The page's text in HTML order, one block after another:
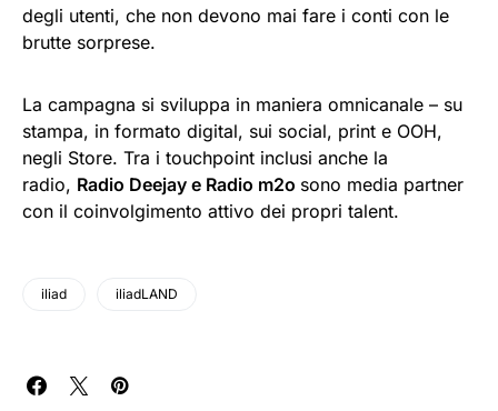
degli utenti, che non devono mai fare i conti con le
brutte sorprese.
La campagna si sviluppa in maniera omnicanale – su
stampa, in formato digital, sui social, print e OOH,
negli Store. Tra i touchpoint inclusi anche la
radio, Radio Deejay e Radio m2o sono media partner
con il coinvolgimento attivo dei propri talent.
iliad iliadLAND